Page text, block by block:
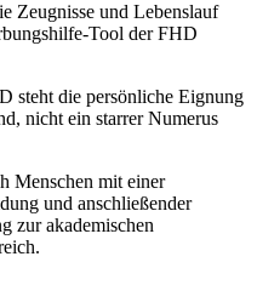
Zeugnisse und Lebenslauf
Tool der FHD
steht die persönliche Eignung
nicht ein starrer Numerus
Menschen mit einer
und anschließender
zur akademischen